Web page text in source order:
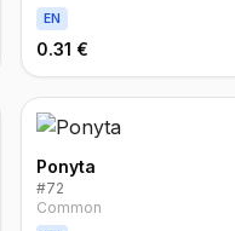
EN
0.31 €
Ponyta
#72
Common